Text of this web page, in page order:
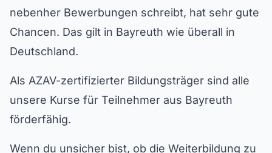
nebenher Bewerbungen schreibt, hat sehr gute
Chancen. Das gilt in Bayreuth wie überall in
Deutschland.
Als AZAV-zertifizierter Bildungsträger sind alle
unsere Kurse für Teilnehmer aus Bayreuth
förderfähig.
Wenn du unsicher bist, ob die Weiterbildung zu